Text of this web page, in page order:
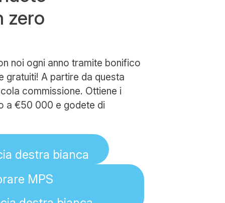
zero
noi ogni anno tramite bonifico
gratuiti! A partire da questa
commissione. Ottiene i
a €50 000 e godete di
MPS